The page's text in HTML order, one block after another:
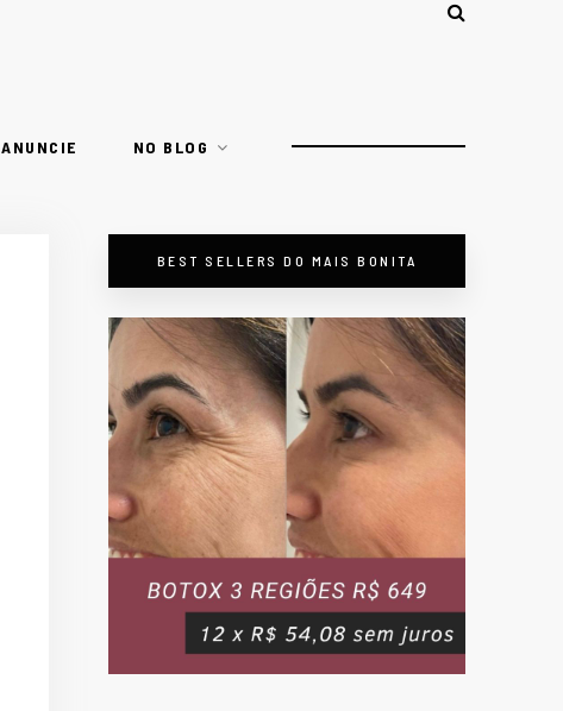
ANUNCIE NO BLOG
BEST SELLERS DO MAIS BONITA